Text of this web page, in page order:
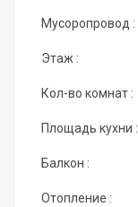
Мусоропровод :
Этаж :
Кол-во комнат :
Площадь кухни :
Балкон :
Отопление :